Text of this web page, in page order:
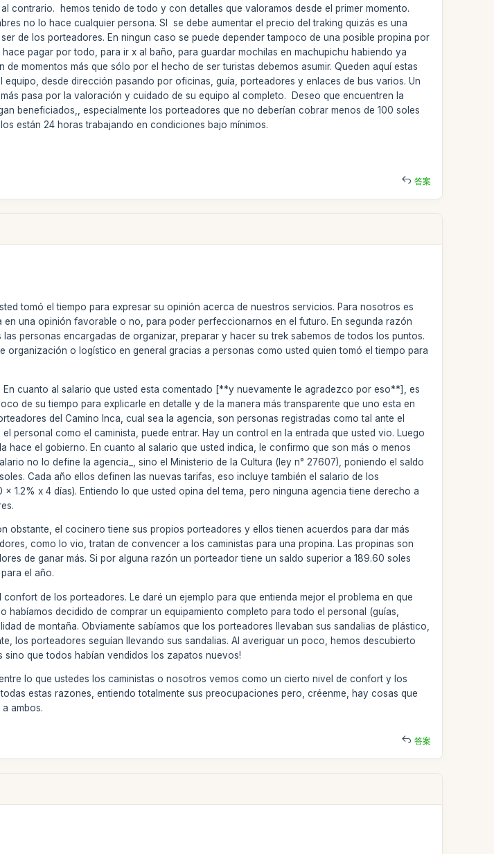
contrario. hemos tenido de todo y con detalles que valoramos desde el primer momento.
no lo hace cualquier persona. SI se debe aumentar el precio del traking quizás es una
de los porteadores. En ningun caso se puede depender tampoco de una posible propina por
pagar por todo, para ir x al baño, para guardar mochilas en machupichu habiendo ya
momentos más que sólo por el hecho de ser turistas debemos asumir. Queden aquí estas
desde dirección pasando por oficinas, guía, porteadores y enlaces de bus varios. Un
pasa por la valoración y cuidado de su equipo al completo. Deseo que encuentren la
beneficiados,, especialmente los porteadores que no deberían cobrar menos de 100 soles
están 24 horas trabajando en condiciones bajo mínimos.
答案
tomó el tiempo para expresar su opinión acerca de nuestros servicios. Para nosotros es
una opinión favorable o no, para poder perfeccionarnos en el futuro. En segunda razón
personas encargadas de organizar, preparar y hacer su trek sabemos de todos los puntos.
organización o logístico en general gracias a personas como usted quien tomó el tiempo para
cuanto al salario que usted esta comentado [**y nuevamente le agradezco por eso**], es
de su tiempo para explicarle en detalle y de la manera más transparente que uno esta en
del Camino Inca, cual sea la agencia, son personas registradas como tal ante el
personal como el caminista, puede entrar. Hay un control en la entrada que usted vio. Luego
hace el gobierno. En cuanto al salario que usted indica, le confirmo que son más o menos
no lo define la agencia_, sino el Ministerio de la Cultura (ley n° 27607), poniendo el saldo
Cada año ellos definen las nuevas tarifas, eso incluye también el salario de los
1.2% x 4 días). Entiendo lo que usted opina del tema, pero ninguna agencia tiene derecho a
obstante, el cocinero tiene sus propios porteadores y ellos tienen acuerdos para dar más
como lo vio, tratan de convencer a los caministas para una propina. Las propinas son
de ganar más. Si por alguna razón un porteador tiene un saldo superior a 189.60 soles
el año.
de los porteadores. Le daré un ejemplo para que entienda mejor el problema en que
decidido de comprar un equipamiento completo para todo el personal (guías,
de montaña. Obviamente sabíamos que los porteadores llevaban sus sandalias de plástico,
los porteadores seguían llevando sus sandalias. Al averiguar un poco, hemos descubierto
que todos habían vendidos los zapatos nuevos!
lo que ustedes los caministas o nosotros vemos como un cierto nivel de confort y los
estas razones, entiendo totalmente sus preocupaciones pero, créenme, hay cosas que
ambos.
答案